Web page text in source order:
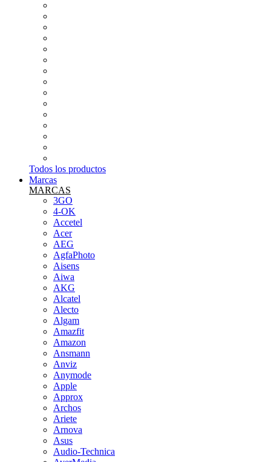
Todos los productos
Marcas
MARCAS
3GO
4-OK
Accetel
Acer
AEG
AgfaPhoto
Aisens
Aiwa
AKG
Alcatel
Alecto
Algam
Amazfit
Amazon
Ansmann
Anviz
Anymode
Apple
Approx
Archos
Ariete
Arnova
Asus
Audio-Technica